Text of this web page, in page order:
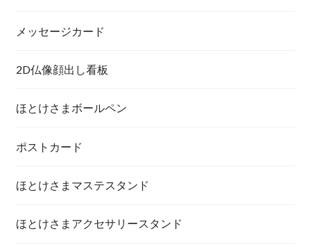
メッセージカード
2D仏像顔出し看板
ほとけさまボールペン
ポストカード
ほとけさまマステスタンド
ほとけさまアクセサリースタンド